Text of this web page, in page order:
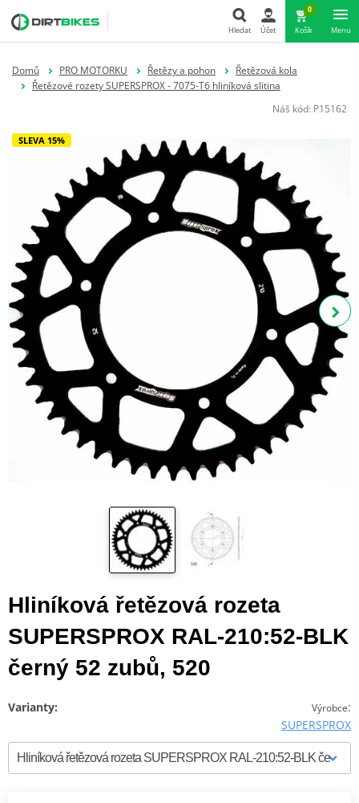
Hledat Účet
0
Košík Menu
Domů PRO MOTORKU Řetězy a pohon
Řetězová kola
Řetězové rozety SUPERSPROX - 7075-T6 hliníková slitina
Náš kód: P15162
SLEVA 15%
Hliníková řetězová rozeta
SUPERSPROX RAL-210:52-BLK
černý 52 zubů, 520
Výrobce:
SUPERSPROX
Varianty: